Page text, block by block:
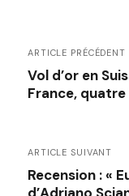
ARTICLE PRÉCÉDENT
Vol d’or en
France,
ARTICLE SUIVANT
Recension : «